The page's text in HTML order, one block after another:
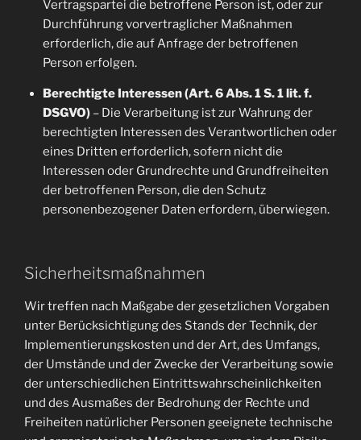
Vertragspartei die betroffene Person ist, oder zur
Durchführung vorvertraglicher Maßnahmen
erforderlich, die auf Anfrage der betroffenen
Person erfolgen.
Berechtigte Interessen (Art. 6 Abs. 1 S. 1 lit. f.
DSGVO)– Die Verarbeitung ist zur Wahrung der
berechtigten Interessen des Verantwortlichen oder
eines Dritten erforderlich, sofern nicht die
Interessen oder Grundrechte und Grundfreiheiten
der betroffenen Person, die den Schutz
personenbezogener Daten erfordern, überwiegen.
Sicherheitsmaßnahmen
Wir treffen nach Maßgabe der gesetzlichen Vorgaben
unter Berücksichtigung des Stands der Technik, der
Implementierungskosten und der Art, des Umfangs,
der Umstände und der Zwecke der Verarbeitung sowie
der unterschiedlichen Eintrittswahrscheinlichkeiten
und des Ausmaßes der Bedrohung der Rechte und
Freiheiten natürlicher Personen geeignete technische